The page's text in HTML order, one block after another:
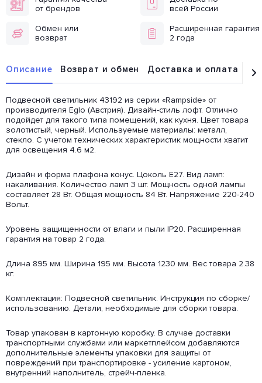
от брендов
всей России
Обмен или
возврат
Расширенная гарантия
2 года
Описание Возврат и обмен Доставка и оплата
Подвесной светильник 43192 из серии «Rampside» от
производителя Eglo (Австрия). Дизайн-стиль лофт. Отлично
подойдет для такого типа помещений, как кухня. Цвет товара
золотистый, черный. Используемые материалы: металл,
стекло. С учетом технических характеристик мощности хватит
для освещения 4.6 м2.
Дизайн и форма плафона конус. Цоколь E27. Вид ламп:
накаливания. Количество ламп 3 шт. Мощность одной лампы
составляет 28 Вт. Общая мощность 84 Вт. Напряжение 220-240
Вольт.
Уровень защищенности от влаги и пыли IP20. Расширенная
гарантия на товар 2 года.
Длина 895 мм. Ширина 195 мм. Высота 1230 мм. Вес товара 2.38
кг.
Комплектация: Подвесной светильник. Инструкция по сборке/
использованию. Детали, необходимые для сборки товара.
Товар упакован в картонную коробку. В случае доставки
транспортными службами или маркетплейсом добавляются
дополнительные элементы упаковки для защиты от
повреждений при транспортировке - усиление картоном,
внутренний наполнитель, стрейч-пленка.